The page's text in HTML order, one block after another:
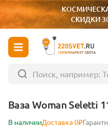
СКИДКИ
ГИПЕРМАРКЕТ СВЕТА
Ваза Woman Seletti
В наличииДоставка 0₽